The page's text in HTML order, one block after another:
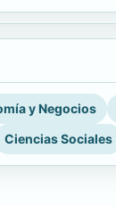
y Negocios
Ciencias Sociales